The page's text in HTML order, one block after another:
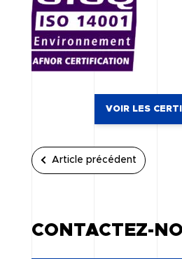
VOIR LES
Article précédent
CONTACTEZ-